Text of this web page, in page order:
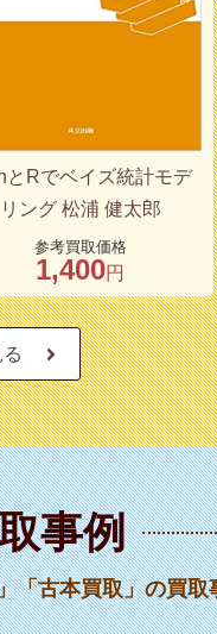
とRでベイズ統計モデ
リング 松浦 健太郎
参考買取価格
1,400円
事例
「古本買取」の買取